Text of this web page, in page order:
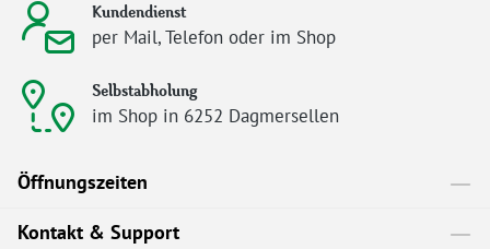
Kundendienst
per Mail, Telefon oder im Shop
Selbstabholung
im Shop in 6252 Dagmersellen
Öffnungszeiten
Kontakt & Support